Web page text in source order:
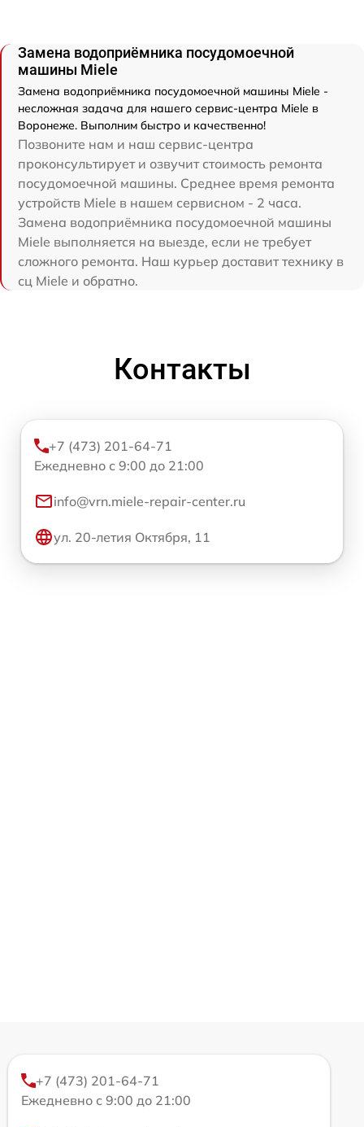
Замена водоприёмника посудомоечной
машины Miele
Замена водоприёмника посудомоечной машины Miele -
несложная задача для нашего сервис-центра Miele в
Воронеже. Выполним быстро и качественно!
Позвоните нам и наш сервис-центра
проконсультирует и озвучит стоимость ремонта
посудомоечной машины. Среднее время ремонта
устройств Miele в нашем сервисном - 2 часа.
Замена водоприёмника посудомоечной машины
Miele выполняется на выезде, если не требует
сложного ремонта. Наш курьер доставит технику в
сц Miele и обратно.
Контакты
+7 (473) 201-64-71
Ежедневно с 9:00 до 21:00
info@vrn.miele-repair-center.ru
ул. 20-летия Октября, 11
+7 (473) 201-64-71
Ежедневно с 9:00 до 21:00